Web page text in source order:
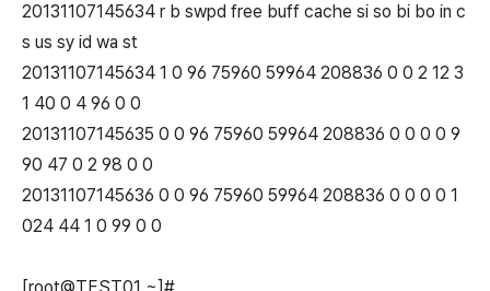
20131107145634 r b swpd free buff cache si so bi bo in c
s us sy id wa st
20131107145634 1 0 96 75960 59964 208836 0 0 2 12 3
1 40 0 4 96 0 0
20131107145635 0 0 96 75960 59964 208836 0 0 0 0 9
90 47 0 2 98 0 0
20131107145636 0 0 96 75960 59964 208836 0 0 0 0 1
024 44 1 0 99 0 0